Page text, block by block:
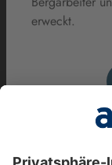
erweckt.